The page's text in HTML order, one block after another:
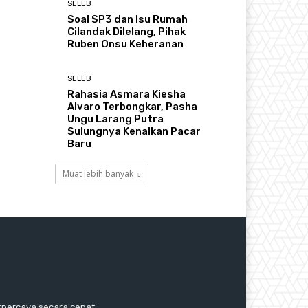
SELEB
Soal SP3 dan Isu Rumah
Cilandak Dilelang, Pihak
Ruben Onsu Keheranan
SELEB
Rahasia Asmara Kiesha
Alvaro Terbongkar, Pasha
Ungu Larang Putra
Sulungnya Kenalkan Pacar
Baru
Muat lebih banyak